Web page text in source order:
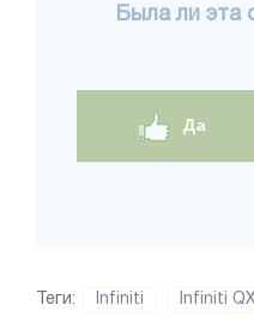
Была ли эта
Да
Теги: Infiniti Infiniti